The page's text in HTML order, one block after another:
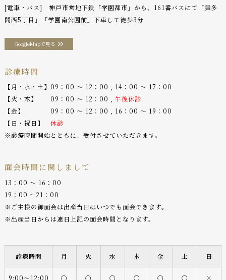
[電車・バス] 神戸市営地下鉄「学園都市」から、161番バスにて「舞多
聞西5丁目」「学園南公園前」下車して徒歩3分
GoogleMapで見る
診療時間
【月・水・土】09：00 〜 12：00 , 14：00 〜 17：00
【火・木】 09：00 〜 12：00 , 午後休診
【金】 09：00 〜 12：00 , 16：00 〜 19：00
【日・祝日】 休診
※診療時間開始とともに、受付させていただきます。
面会時間に関しまして
13：00 〜 16：00
19：00 ~ 21：00
※ご主様の御面会は出産当日はいつでも面会できます。
※出産当日からは連日上記の面会時間となります。
診療時間 月 火 水 木 金 土 日
9:00〜12:00 ○ ○ ○ ○ ○ ○ ×